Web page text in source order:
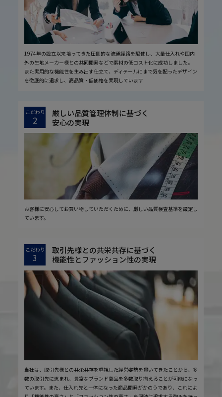
1974年の設立以来培ってきた圧倒的な流通経路を駆使し、大量仕入れや国内
外の生地メーカー様との共同開発などで素材の低コスト化に成功しました。
また実用的な機能性を生み出す仕立て、ディテールにまで気を配ったデザイン
を徹底的に追求し、高品質・低価格を実現しています
こだわり
2
厳しい品質管理体制に基づく
安心の実現
お客様に安心してお買い物していただくために、厳しい品質検査基準を設定し
ています。
こだわり
3
取引先様との共栄共存に基づく
機能性とファッション性の実現
当社は、取引先様との共栄共存を重視した経営姿勢を貫いてきたことから、多
数の取引先に恵まれ、豊富なブランド商品を多数取り揃えることが可能になっ
ています。また、仕入れ先と一体になった商品開発がかのうであり、これによ